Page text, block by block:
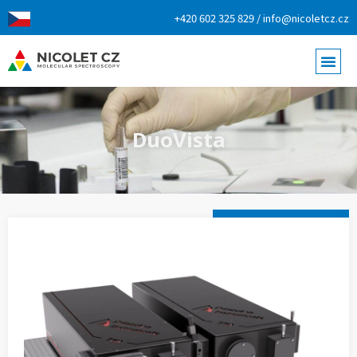
+420 602 325 829 / info@nicoletcz.cz
DuoVista